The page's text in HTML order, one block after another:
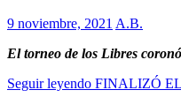
9 noviembre, 2021 A.B.
El torneo de los Libres
Seguir leyendo FINALIZÓ